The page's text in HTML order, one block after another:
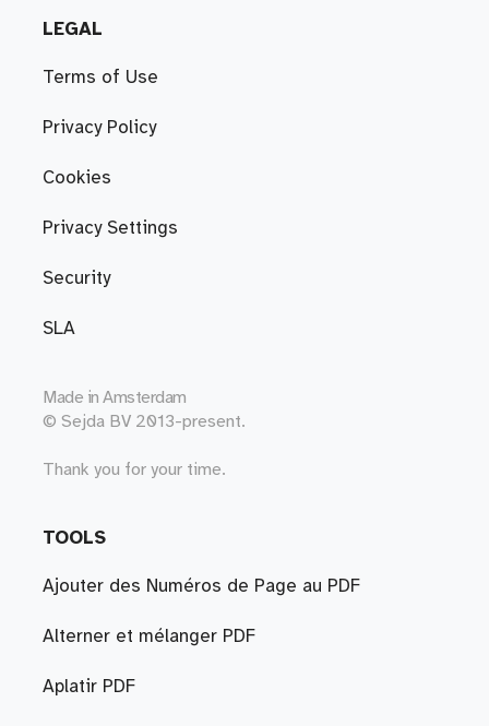
LEGAL
Terms of Use
Privacy Policy
Cookies
Privacy Settings
Security
SLA
Made in Amsterdam
© Sejda BV 2013-present.
Thank you for your time.
TOOLS
Ajouter des Numéros de Page au PDF
Alterner et mélanger PDF
Aplatir PDF